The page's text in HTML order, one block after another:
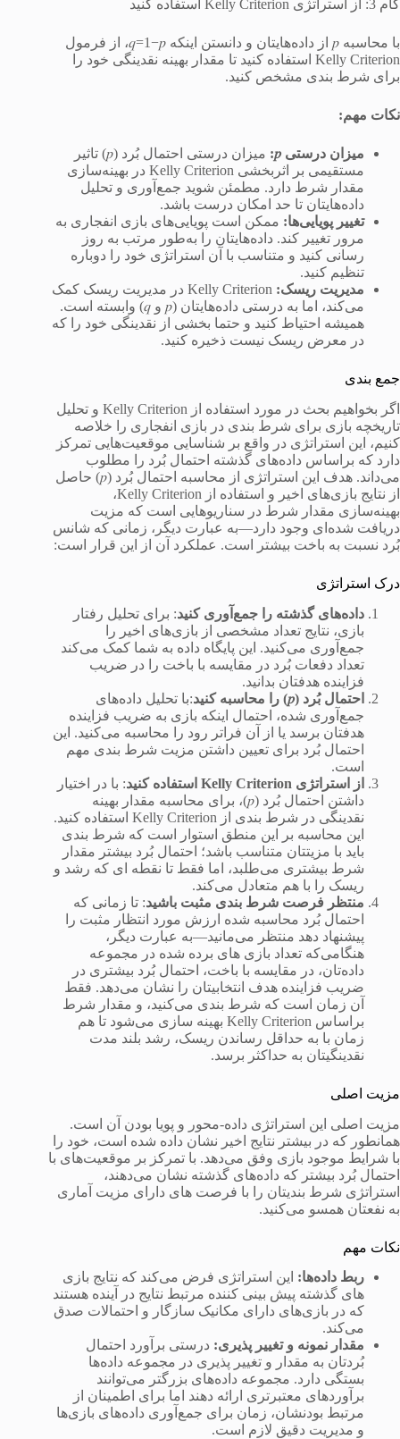
گام 3: از استراتژی Kelly Criterion استفاده کنید
با محاسبه 𝑝 از داده‌هایتان و دانستن اینکه 𝑞=1−𝑝، از فرمول
Kelly Criterion استفاده کنید تا مقدار بهینه نقدینگی خود را
برای شرط بندی مشخص کنید.
نکات مهم:
میزان درستی 𝑝
:
میزان درستی احتمال بُرد (𝑝) تاثیر
مستقیمی ‌بر اثربخشی Kelly Criterion در بهینه‌سازی
مقدار شرط دارد. مطمئن شوید جمع‌آوری و تحلیل
داده‌هایتان تا حد امکان درست باشد.
تغییر پویاییها: ممکن است پویایی‌های بازی انفجاری به
مرور تغییر کند. داده‌هایتان را به‌طور مرتب به روز
رسانی کنید و متناسب با آن استراتژی خود را دوباره
تنظیم کنید.
مدیریت ریسک:
Kelly Criterion در مدیریت ریسک کمک
می‌کند، اما به درستی داده‌هایتان (𝑝 و 𝑞) وابسته است.
همیشه احتیاط کنید و حتما بخشی از نقدینگی خود را که
در معرض ریسک نیست ذخیره کنید.
جمع بندی
اگر بخواهیم بحث در مورد استفاده از Kelly Criterion و تحلیل
تاریخچه بازی برای شرط بندی در بازی انفجاری را خلاصه
کنیم، این استراتژی در واقع بر شناسایی موقعیت‌هایی تمرکز
دارد که براساس داده‌های گذشته احتمال بُرد را مطلوب
می‌داند. هدف این استراتژی از محاسبه احتمال بُرد (𝑝) حاصل
از نتایج بازی‌های اخیر و استفاده از Kelly Criterion،
بهینه‌سازی مقدار شرط در سناریوهایی است که مزیت
دریافت شده‌ای وجود دارد—به عبارت دیگر، زمانی که شانس
بُرد نسبت به باخت بیشتر است. عملکرد آن از این قرار است:
درک استراتژی
داده‌های گذشته را جمع‌آوری کنید: برای تحلیل رفتار
بازی، نتایج تعداد مشخصی از بازی‌های اخیر را
جمع‌آوری می‌کنید. این پایگاه داده به شما کمک می‌کند
تعداد دفعات بُرد در مقایسه با باخت را در ضریب
فزاینده هدفتان بدانید.
احتمال بُرد (𝑝
) را محاسبه کنید:با تحلیل داده‌های
جمع‌آوری شده، احتمال اینکه بازی به ضریب فزاینده
هدفتان برسد یا از آن فراتر رود را محاسبه می‌کنید. این
احتمال بُرد برای تعیین داشتن مزیت شرط بندی مهم
است.
از استراتژی Kelly Criterion استفاده کنید
: با در اختیار
داشتن احتمال بُرد (𝑝)، برای محاسبه مقدار بهینه
نقدینگی در شرط بندی از Kelly Criterion استفاده کنید.
این محاسبه بر این منطق استوار است که شرط بندی
باید با مزیتتان متناسب باشد؛ احتمال بُرد بیشتر مقدار
شرط بیشتری می‌طلبد، اما فقط تا نقطه ای که رشد و
ریسک را با هم متعادل می‌کند.
منتظر فرصت شرط بندی مثبت باشید: تا زمانی که
احتمال بُرد محاسبه شده ارزش مورد انتظار مثبت را
پیشنهاد دهد منتظر می‌مانید—به عبارت دیگر،
هنگامی‌که تعداد بازی های برده شده در مجموعه
داده‌تان، در مقایسه با باخت، احتمال بُرد بیشتری در
ضریب فزاینده هدف انتخابیتان را نشان می‌دهد. فقط
آن زمان است که شرط بندی می‌کنید، و مقدار شرط
براساس Kelly Criterion بهینه سازی می‌شود تا هم
زمان با به حداقل رساندن ریسک، رشد بلند مدت
نقدینگیتان به حداکثر برسد.
مزیت اصلی
مزیت اصلی این استراتژی داده-محور و پویا بودن آن است.
همانطور که در بیشتر نتایج اخیر نشان داده شده است، خود را
با شرایط موجود بازی وفق می‌دهد. با تمرکز بر موقعیت‌های با
احتمال بُرد بیشتر که داده‌های گذشته نشان می‌دهند،
استراتژی شرط بندیتان را با فرصت های دارای مزیت آماری
به نفعتان همسو می‌کنید.
نکات مهم
ربط داده‌ها: این استراتژی فرض می‌کند که نتایج بازی
های گذشته پیش بینی کننده مرتبط نتایج در آینده هستند
که در بازی‌های دارای مکانیک سازگار و احتمالات صدق
می‌کند.
مقدار نمونه و تغییر پذیری: درستی برآورد احتمال
بُردتان به مقدار و تغییر پذیری در مجموعه داده‌ها
بستگی دارد. مجموعه داده‌های بزرگتر می‌توانند
برآوردهای معتبرتری ارائه دهند اما برای اطمینان از
مرتبط بودنشان، زمان برای جمع‌آوری داده‌های بازی‌ها
و مدیریت دقیق لازم است.